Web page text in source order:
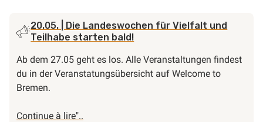
20.05. | Die Landeswochen für Vielfalt und
Teilhabe starten bald!
Ab dem 27.05 geht es los. Alle Veranstaltungen findest
du in der Veranstatungsübersicht auf Welcome to
Bremen.
Continue à lire"Die
"..